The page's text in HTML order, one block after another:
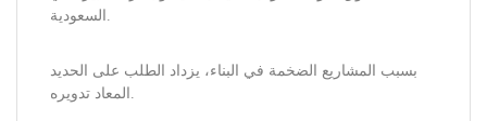
السعودية.
بسبب المشاريع الضخمة في البناء، يزداد الطلب على الحديد
المعاد تدويره.